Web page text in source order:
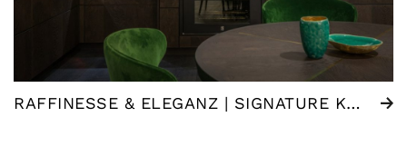
RAFFINESSE & ELEGANZ | SIGNATURE KÜCHE